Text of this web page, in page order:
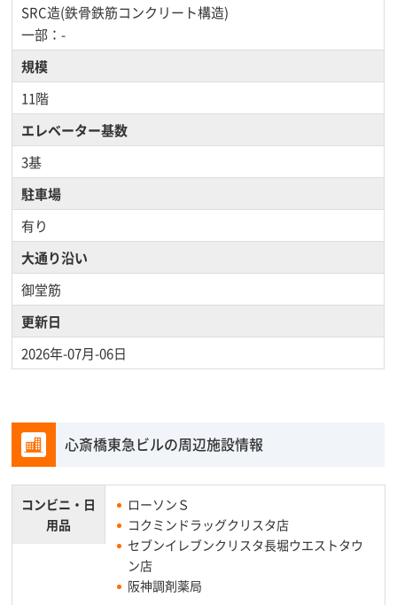
SRC造(鉄骨鉄筋コンクリート構造)
一部：-
規模
11階
エレベーター基数
3基
駐車場
有り
大通り沿い
御堂筋
更新日
2026年-07月-06日
心斎橋東急ビルの周辺施設情報
コンビニ・ 日
用品
ローソンＳ
コクミンドラッグクリスタ店
セブンイレブンクリスタ長堀ウエストタウ
ン店
阪神調剤薬局